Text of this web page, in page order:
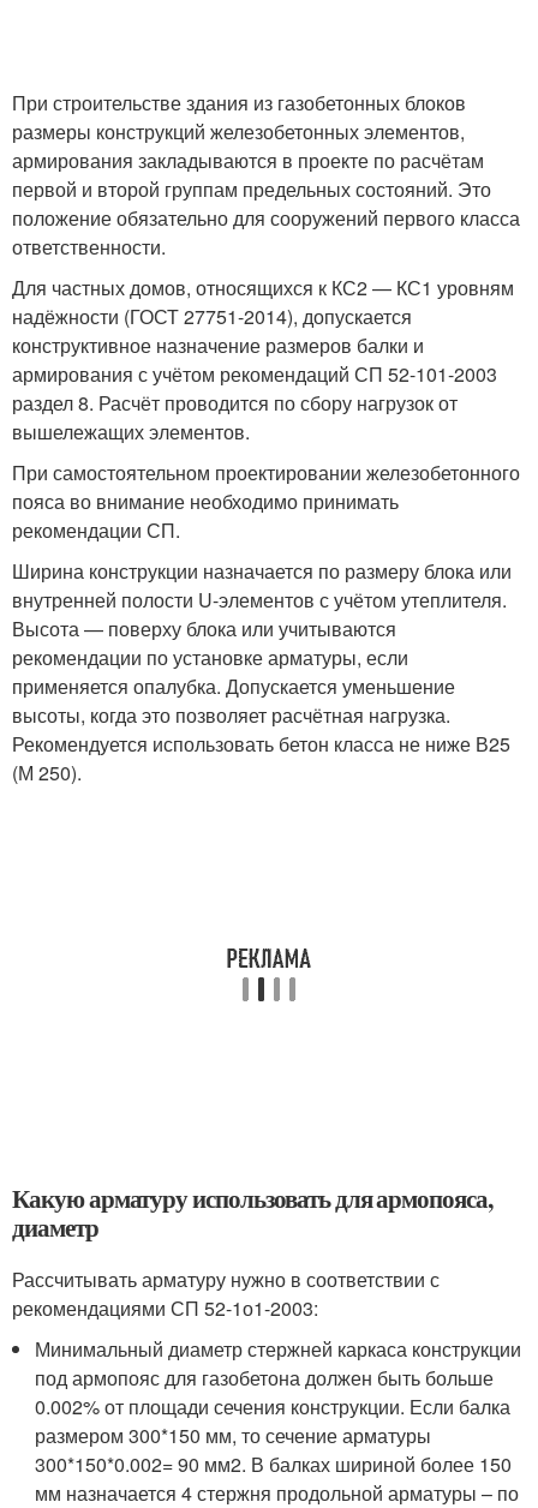
При строительстве здания из газобетонных блоков
размеры конструкций железобетонных элементов,
армирования закладываются в проекте по расчётам
первой и второй группам предельных состояний. Это
положение обязательно для сооружений первого класса
ответственности.
Для частных домов, относящихся к КС2 — КС1 уровням
надёжности (ГОСТ 27751-2014), допускается
конструктивное назначение размеров балки и
армирования с учётом рекомендаций СП 52-101-2003
раздел 8. Расчёт проводится по сбору нагрузок от
вышележащих элементов.
При самостоятельном проектировании железобетонного
пояса во внимание необходимо принимать
рекомендации СП.
Ширина конструкции назначается по размеру блока или
внутренней полости U-элементов с учётом утеплителя.
Высота — поверху блока или учитываются
рекомендации по установке арматуры, если
применяется опалубка. Допускается уменьшение
высоты, когда это позволяет расчётная нагрузка.
Рекомендуется использовать бетон класса не ниже В25
(М 250).
Какую арматуру использовать для армопояса,
диаметр
Рассчитывать арматуру нужно в соответствии с
рекомендациями СП 52-1о1-2003:
Минимальный диаметр стержней каркаса конструкции
под армопояс для газобетона должен быть больше
0.002% от площади сечения конструкции. Если балка
размером 300*150 мм, то сечение арматуры
300*150*0.002= 90 мм2. В балках шириной более 150
мм назначается 4 стержня продольной арматуры – по